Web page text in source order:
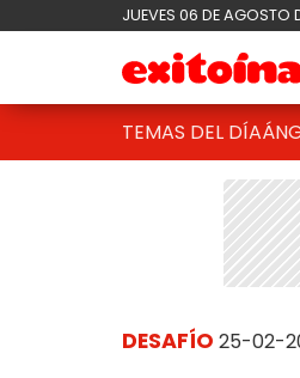
JUEVES 06 DE AGOSTO
TEMAS DEL DÍA
DESAFÍO 25-02-